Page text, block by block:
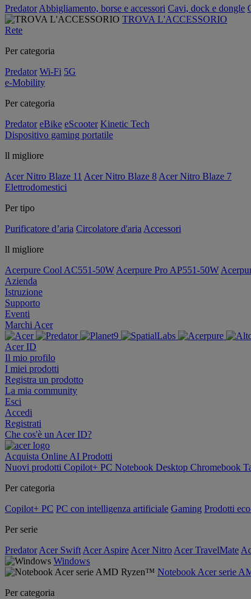
Predator Abbigliamento, borse e accessori Cavi, dock e dongle
TROVA L'ACCESSORIO
Rete
Per categoria
Predator Wi-Fi 5G
e-Mobility
Per categoria
Predator eBike eScooter Kinetic Tech
Dispositivo gaming portatile
ll migliore
Acer Nitro Blaze 11 Acer Nitro Blaze 8 Acer Nitro Blaze 7
Elettrodomestici
Per tipo
Purificatore d’aria Circolatore d'aria Accessori
ll migliore
Acerpure Cool AC551-50W Acerpure Pro AP551-50W
Azienda
Istruzione
Supporto
Eventi
Marchi Acer
Acer ID
Il mio profilo
I miei prodotti
Registra un prodotto
La mia community
Esci
Accedi
Registrati
Che cos'è un Acer ID?
Acquista Online AI Prodotti
Nuovi prodotti Copilot+ PC Notebook Desktop Chromebook
Per categoria
Copilot+ PC PC con intelligenza artificiale Gaming Prodotti
Per serie
Predator Acer Swift Acer Aspire Acer Nitro Acer TravelMate
Windows
Notebook Acer serie
Per categoria